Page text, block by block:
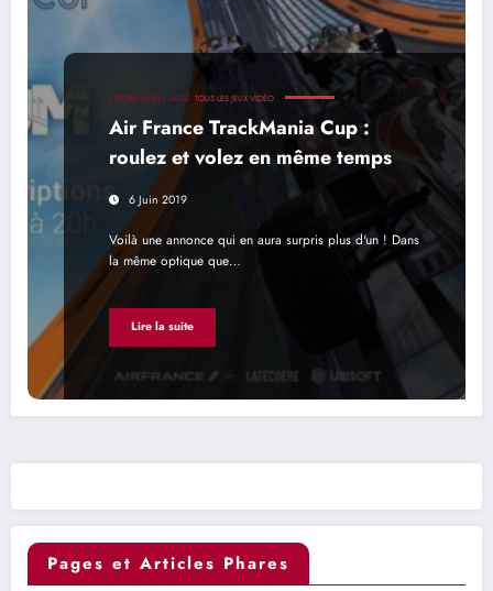
ESPORT NON CLASSÉ TOUS LES JEUX VIDÉO
Air France TrackMania Cup :
roulez et volez en même temps
6 Juin 2019
Voilà une annonce qui en aura surpris plus d'un ! Dans
la même optique que…
Lire la suite
Pages et Articles Phares